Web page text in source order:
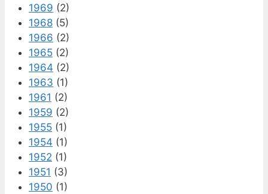
1969 (2)
1968 (5)
1966 (2)
1965 (2)
1964 (2)
1963 (1)
1961 (2)
1959 (2)
1955 (1)
1954 (1)
1952 (1)
1951 (3)
1950 (1)